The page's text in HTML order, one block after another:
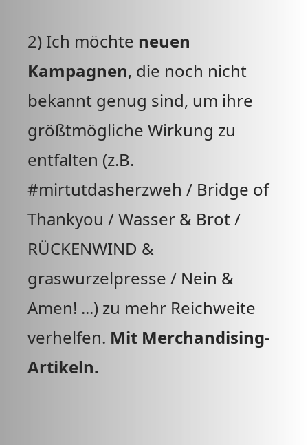
2) Ich möchte neuen
Kampagnen, die noch nicht
bekannt genug sind, um ihre
größtmögliche Wirkung zu
entfalten (z.B.
#mirtutdasherzweh / Bridge of
Thankyou / Wasser & Brot /
RÜCKENWIND &
graswurzelpresse / Nein &
Amen! ...) zu mehr Reichweite
verhelfen. Mit Merchandising-
Artikeln.